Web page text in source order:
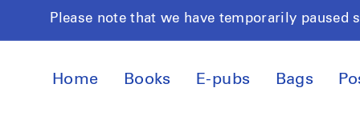
Skip to
Please note that we have temporarily
Home Books E-pubs Bags